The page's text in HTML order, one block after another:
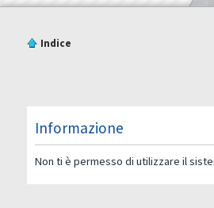
Indice
Informazione
Non ti è permesso di utilizzare il